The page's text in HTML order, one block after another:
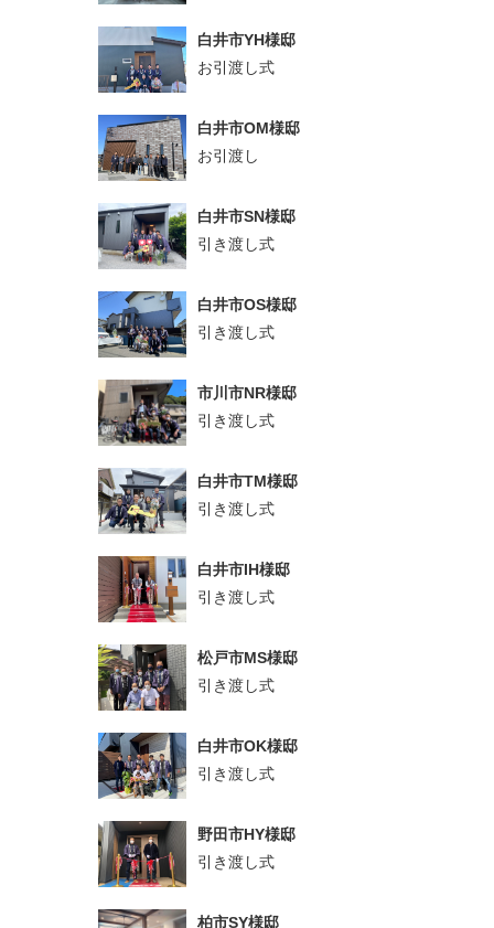
白井市YH様邸
お引渡し式
白井市OM様邸
お引渡し
白井市SN様邸
引き渡し式
白井市OS様邸
引き渡し式
市川市NR様邸
引き渡し式
白井市TM様邸
引き渡し式
白井市IH様邸
引き渡し式
松戸市MS様邸
引き渡し式
白井市OK様邸
引き渡し式
野田市HY様邸
引き渡し式
柏市SY様邸